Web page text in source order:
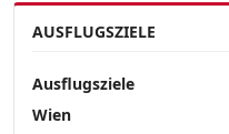
AUSFLUGSZIELE
Ausflugsziele
Wien